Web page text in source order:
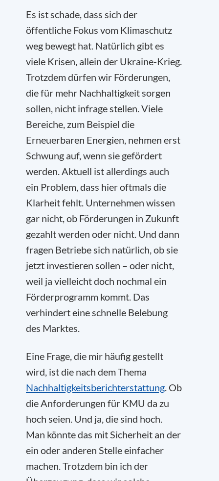
Es ist schade, dass sich der
öffentliche Fokus vom Klimaschutz
weg bewegt hat. Natürlich gibt es
viele Krisen, allein der Ukraine-Krieg.
Trotzdem dürfen wir Förderungen,
die für mehr Nachhaltigkeit sorgen
sollen, nicht infrage stellen. Viele
Bereiche, zum Beispiel die
Erneuerbaren Energien, nehmen erst
Schwung auf, wenn sie gefördert
werden. Aktuell ist allerdings auch
ein Problem, dass hier oftmals die
Klarheit fehlt. Unternehmen wissen
gar nicht, ob Förderungen in Zukunft
gezahlt werden oder nicht. Und dann
fragen Betriebe sich natürlich, ob sie
jetzt investieren sollen – oder nicht,
weil ja vielleicht doch nochmal ein
Förderprogramm kommt. Das
verhindert eine schnelle Belebung
des Marktes.
Eine Frage, die mir häufig gestellt
wird, ist die nach dem Thema
Nachhaltigkeitsberichterstattung. Ob
die Anforderungen für KMU da zu
hoch seien. Und ja, die sind hoch.
Man könnte das mit Sicherheit an der
ein oder anderen Stelle einfacher
machen. Trotzdem bin ich der